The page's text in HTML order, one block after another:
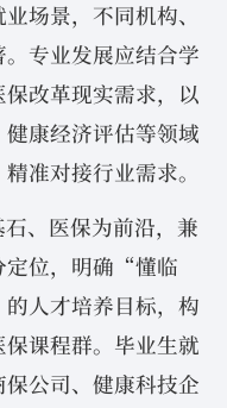
场景，不同机构、
专业发展应结合学
改革现实需求，以
康经济评估等领域
准对接行业需求。
、医保为前沿，兼
定位，明确“懂临
人才培养目标，构
课程群。毕业生就
公司、健康科技企